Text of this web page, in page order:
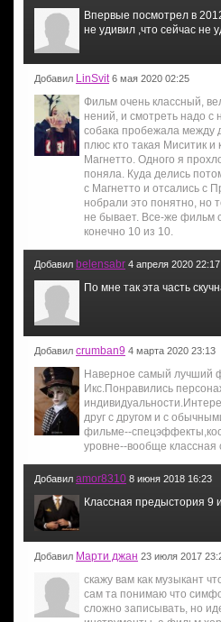
Впервые посмотрел в
не удивил ,что сейчас не
Добавил LinSvit 6 мая 2020 02:25
Фильм очень классный,
нений, и смотреть надо с
собака пробежала между
плюс кто такая Миситик и
Магнетто. Одного я
поняла. Куда делись
с Магнетто и отсались с
нобрали это понятно, но
не бывает. Все-же фильм
конечно 10 из 10.
Добавил belensabr 4 апреля 2020 22:17
По мне так эта часть
Добавил crumban9 4 марта 2020 23:13
Наверное самый лучший
Икс.Понравились
друг с другом и с
фильме--
уровне--вообще классная
Добавил amor8310 8 июня 2018 16:23
Классная предыстория 9
Добавил Марти джан 23 июля 2017
скажу вам как музыкант
сам та понимаю что
сложно записывать, но